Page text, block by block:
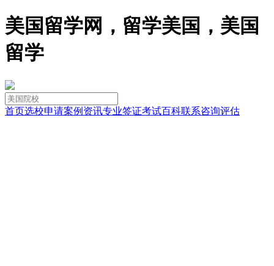
美国留学网，留学美国，美国
留学
首页选校申请案例 资讯专业签证考试百科联系咨询评估